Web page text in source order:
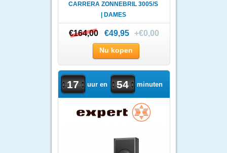
CARRERA ZONNEBRIL 3005/S
| DAMES
€164,00
€164,00 €49,95 +€0,00
Nu kopen
17 uur en 54 minuten